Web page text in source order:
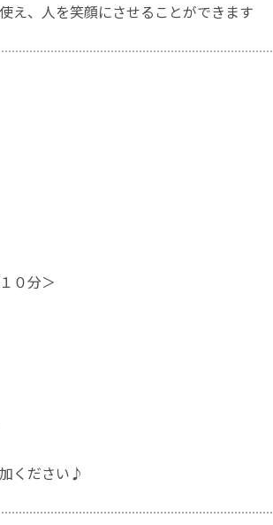
え、人を笑顔にさせることができます
０分＞
ください♪